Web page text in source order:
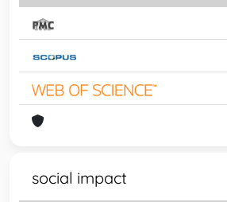
social impact